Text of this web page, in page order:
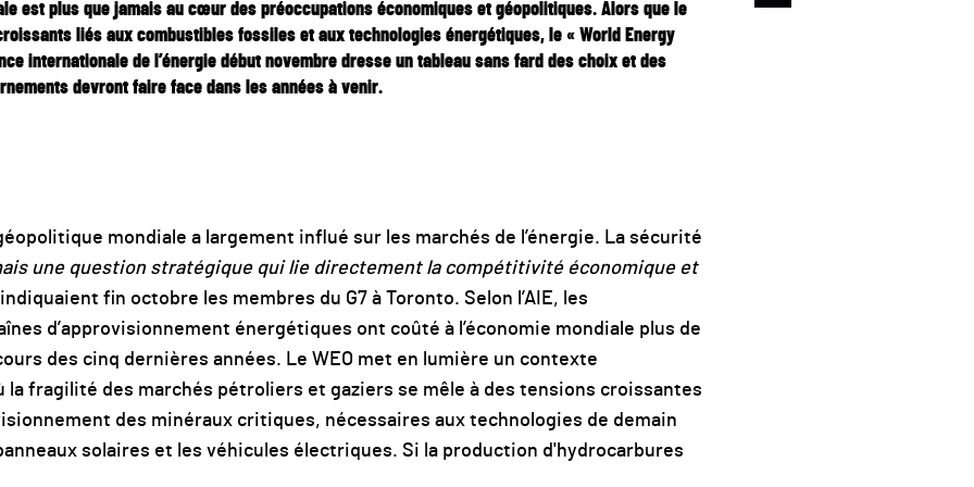
est plus que jamais au cœur des préoccupations économiques et géopolitiques. Alors que le
liés aux combustibles fossiles et aux technologies énergétiques, le « World Energy
internationale de l’énergie début novembre dresse un tableau sans fard des choix et des
devront faire face dans les années à venir.
mondiale a largement influé sur les marchés de l’énergie. La sécurité
une question stratégique qui lie directement la compétitivité économique et
fin octobre les membres du G7 à Toronto. Selon l’AIE, les
d’approvisionnement énergétiques ont coûté à l’économie mondiale plus de
des cinq dernières années. Le WEO met en lumière un contexte
la fragilité des marchés pétroliers et gaziers se mêle à des tensions croissantes
des minéraux critiques, nécessaires aux technologies de demain
solaires et les véhicules électriques. Si la production d'hydrocarbures